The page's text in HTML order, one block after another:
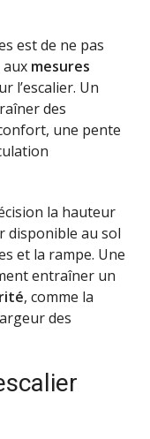
est de ne pas
mesures
l’escalier. Un
des
une pente
la hauteur
disponible au sol
et la rampe. Une
entraîner un
, comme la
des